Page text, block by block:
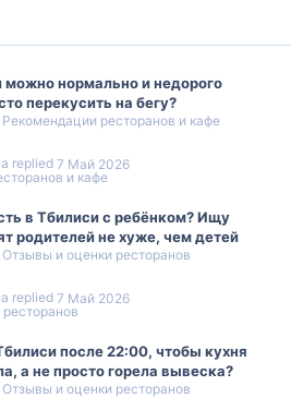
много народу, но это того стоит.
самое то.
перекуса на ходу можно
For Drivers, там вкусный кофе и
еде у Белого моста
у Белого моста? Я вот слышала,
а местные часто хвалятEl Depo .
то секретные заведения, где
можно нормально и недорого
перекусить на бегу?
Рекомендации ресторанов и кафе
и кафе
7 Май 2026
в Тбилиси с ребёнком? Ищу
родителей не хуже, чем детей
Отзывы и оценки ресторанов
7 Май 2026
после 22:00, чтобы кухня
а не просто горела вывеска?
Отзывы и оценки ресторанов